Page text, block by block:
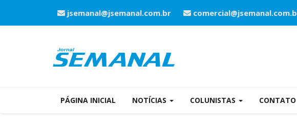
jsemanal@jsemanal.com.br
PÁGINA INICIAL NOTÍCIAS COLUNISTAS CONTATO